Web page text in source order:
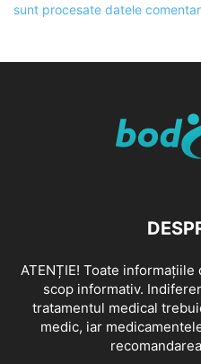
sunt procesate datele
ATENȚIE! Toate
scop informativ.
tratamentul medical
medic, iar